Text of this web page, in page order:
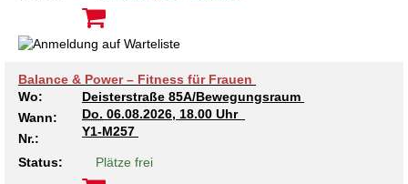
Balance & Power – Fitness für Frauen
Wo:
Deisterstraße 85A/Bewegungsraum
Wann:
Do. 06.08.2026, 18.00 Uhr
Nr.:
Y1-M257
Status: Plätze frei